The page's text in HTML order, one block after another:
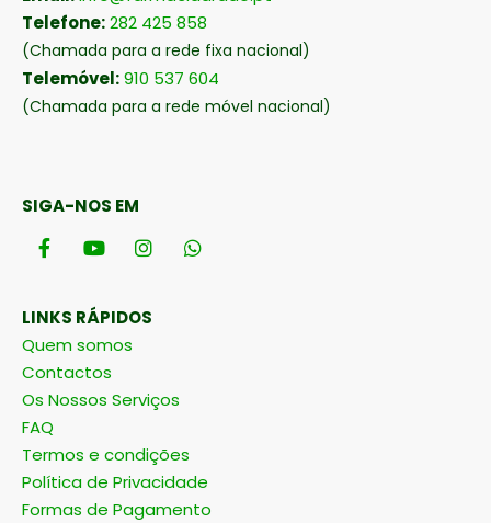
Telefone:282 425 858
(Chamada para a rede fixa nacional)
Telemóvel:910 537 604
(Chamada para a rede móvel nacional)
SIGA-NOS EM
LINKS RÁPIDOS
Quem somos
Contactos
Os Nossos Serviços
FAQ
Termos e condições
Política de Privacidade
Formas de Pagamento